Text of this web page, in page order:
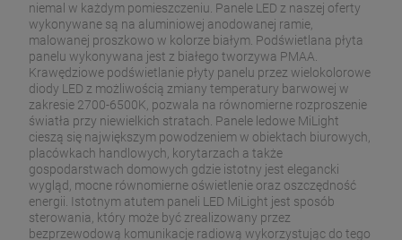
niemal w każdym pomieszczeniu. Panele LED z naszej oferty
wykonywane są na aluminiowej anodowanej ramie,
malowanej proszkowo w kolorze białym. Podświetlana płyta
panelu wykonywana jest z białego tworzywa PMAA.
Krawędziowe podświetlanie płyty panelu przez wielokolorowe
diody LED z możliwością zmiany temperatury barwowej w
zakresie 2700-6500K, pozwala na równomierne rozproszenie
światła przy niewielkich stratach. Panele ledowe MiLight
cieszą się największym powodzeniem w obiektach biurowych,
placówkach handlowych, korytarzach a także
gospodarstwach domowych gdzie istotny jest elegancki
wygląd, mocne równomierne oświetlenie oraz oszczędność
energii. Istotnym atutem paneli LED MiLight jest sposób
sterowania, który może być zrealizowany przez
bezprzewodową komunikacje radiową wykorzystując do tego